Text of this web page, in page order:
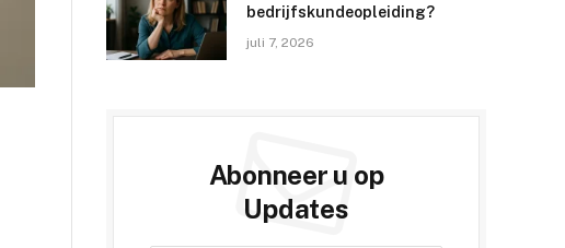
bedrijfskundeopleiding?
juli 7, 2026
Abonneer u op
Updates